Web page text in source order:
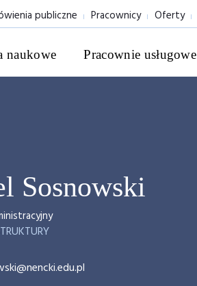
publiczne Pracownicy Oferty
naukowe Pracownie usługowe
Sosnowski